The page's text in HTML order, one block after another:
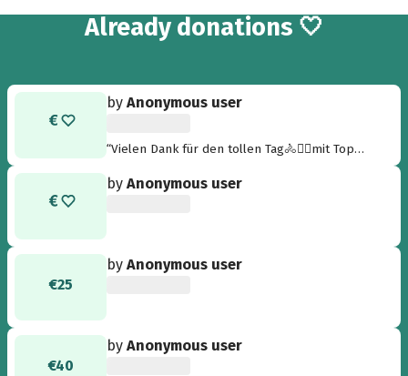
Already 12
donations 🤍
byAnonymous user
“Vielen Dank für den tollen Tag🚴🚴‍♀️mit Top
byAnonymous user
€25
byAnonymous user
€40
byAnonymous user